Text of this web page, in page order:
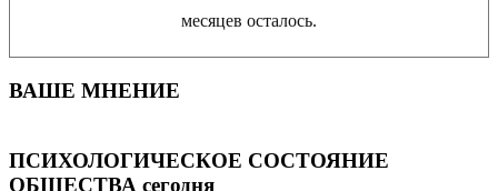
месяцев осталось.
ВАШЕ МНЕНИЕ
ПСИХОЛОГИЧЕСКОЕ СОСТОЯНИЕ
ОБЩЕСТВА сегодня